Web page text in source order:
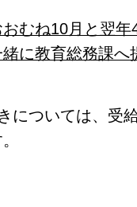
むね10月と翌年
に教育総務課へ
については、受